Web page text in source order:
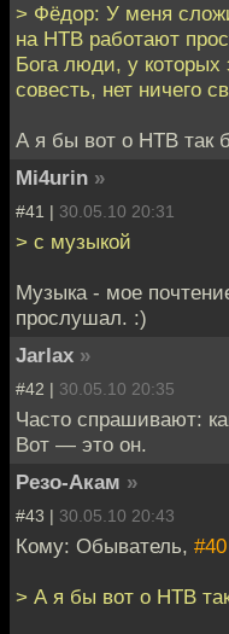
> Фёдор: У меня
на НТВ работают
Бога люди, у которых
совесть, нет ничего
А я бы вот о НТВ так
Mi4urin »
#41 | 30.05.10 20:31
> с музыкой
Музыка - мое
прослушал. :)
Jarlax »
#42 | 30.05.10 20:35
Часто спрашивают:
Вот — это он.
Резо-Акам »
#43 | 30.05.10 20:43
Кому: Обыватель, #40
> А я бы вот о НТВ